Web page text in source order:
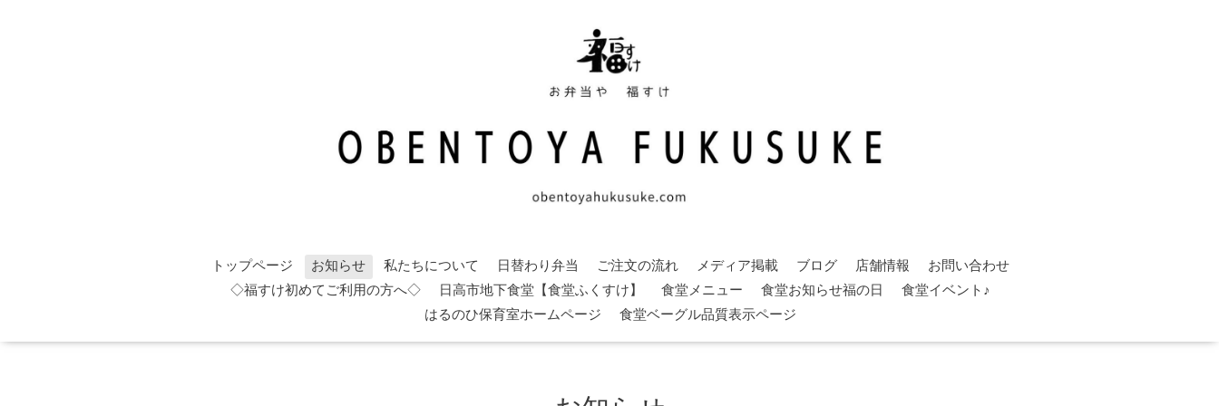
トップページ お知らせ 私たちについて 日替わり弁当 ご注文の流れ メディア掲載 ブログ 店舗情報
お問い合わせ
◇福すけ初めてご利用の方へ◇
日高市地下食堂【食堂ふくすけ】 食堂メニュー 食堂お知らせ福の日
食堂イベント♪
はるのひ保育室ホームページ
食堂ベーグル品質表示ページ